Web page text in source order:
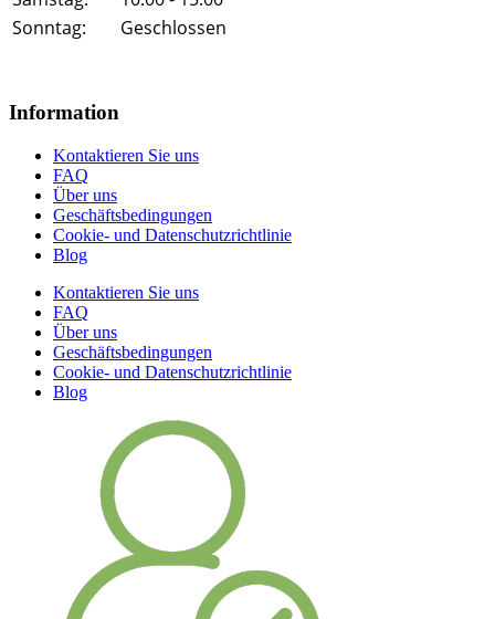
Sonntag:
Geschlossen
Information
Kontaktieren Sie uns
FAQ
Über uns
Geschäftsbedingungen
Cookie- und Datenschutzrichtlinie
Blog
Kontaktieren Sie uns
FAQ
Über uns
Geschäftsbedingungen
Cookie- und Datenschutzrichtlinie
Blog